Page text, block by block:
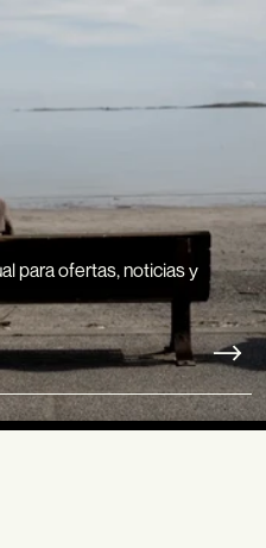
para ofertas, noticias y